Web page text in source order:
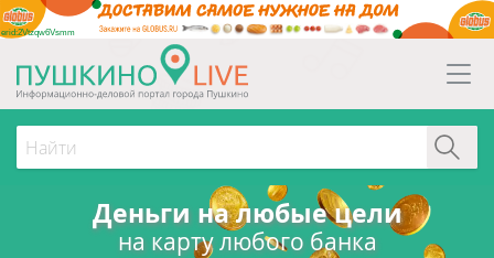
erid:2Vtzqw6Vsmm
Деньги на любые цели
на карту любого банка